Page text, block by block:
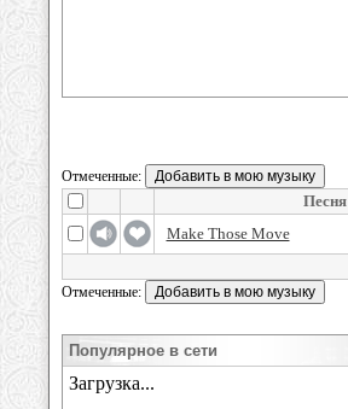
Отмеченные:
Песня
Make Those Move
Отмеченные:
Популярное в сети